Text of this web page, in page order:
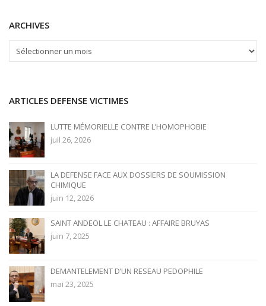
ARCHIVES
ARCHIVES
ARTICLES DEFENSE VICTIMES
LUTTE MÉMORIELLE CONTRE L’HOMOPHOBIE
juil 26, 2026
LA DEFENSE FACE AUX DOSSIERS DE SOUMISSION
CHIMIQUE
juin 12, 2026
SAINT ANDEOL LE CHATEAU : AFFAIRE BRUYAS
juin 7, 2025
DEMANTELEMENT D’UN RESEAU PEDOPHILE
mai 23, 2025